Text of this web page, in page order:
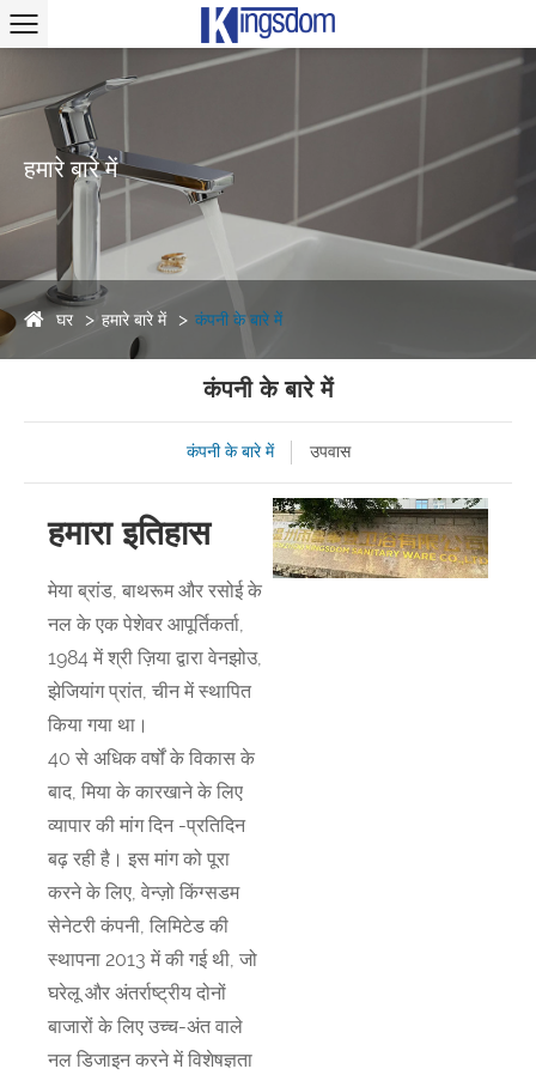
हमारे बारे में
घर हमारे बारे में कंपनी के बारे में
कंपनी के बारे में
कंपनी के बारे में उपवास
हमारा इतिहास
मेया ब्रांड, बाथरूम और रसोई के
नल के एक पेशेवर आपूर्तिकर्ता,
1984 में श्री ज़िया द्वारा वेनझोउ,
झेजियांग प्रांत, चीन में स्थापित
किया गया था।
40 से अधिक वर्षों के विकास के
बाद, मिया के कारखाने के लिए
व्यापार की मांग दिन -प्रतिदिन
बढ़ रही है। इस मांग को पूरा
करने के लिए, वेन्ज़ो किंग्सडम
सेनेटरी कंपनी, लिमिटेड की
स्थापना 2013 में की गई थी, जो
घरेलू और अंतर्राष्ट्रीय दोनों
बाजारों के लिए उच्च-अंत वाले
नल डिजाइन करने में विशेषज्ञता